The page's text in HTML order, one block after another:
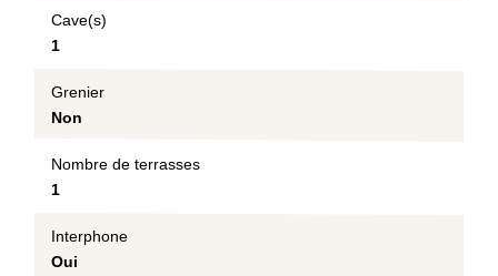
Cave(s)
1
Grenier
Non
Nombre de terrasses
1
Interphone
Oui